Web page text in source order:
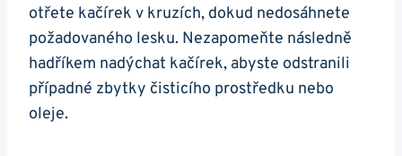
otřete kačírek v ⁣kruzích, dokud ‌nedosáhnete
požadovaného lesku. Nezapomeňte následně
hadříkem nadýchat kačírek, abyste odstranili
případné zbytky čisticího prostředku nebo​
oleje.